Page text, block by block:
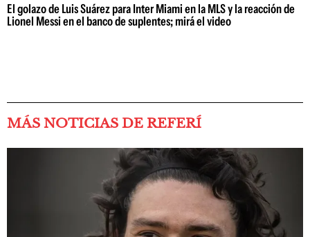
El golazo de Luis Suárez para Inter Miami en la MLS y la reacción de
Lionel Messi en el banco de suplentes; mirá el video
MÁS NOTICIAS DE REFERÍ